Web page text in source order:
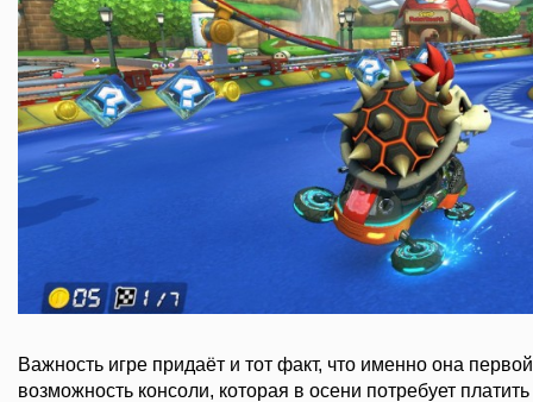
Важность игре придаёт и тот факт, что именно она
возможность консоли, которая в осени потребует